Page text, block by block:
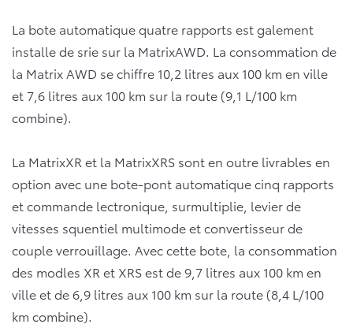
La bote automatique quatre rapports est galement
installe de srie sur la MatrixAWD. La consommation de
la Matrix AWD se chiffre 10,2 litres aux 100 km en ville
et 7,6 litres aux 100 km sur la route (9,1 L/100 km
combine).
La MatrixXR et la MatrixXRS sont en outre livrables en
option avec une bote-pont automatique cinq rapports
et commande lectronique, surmultiplie, levier de
vitesses squentiel multimode et convertisseur de
couple verrouillage. Avec cette bote, la consommation
des modles XR et XRS est de 9,7 litres aux 100 km en
ville et de 6,9 litres aux 100 km sur la route (8,4 L/100
km combine).